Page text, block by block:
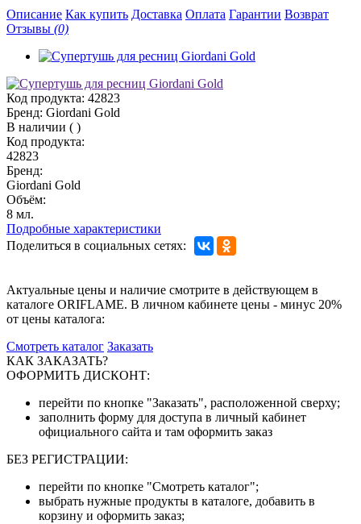
Описание Как купить Доставка Оплата Гарантии Возврат
Отзывы (0)
Код продукта: 42823
Бренд: Giordani Gold
В наличии ( )
Код продукта:
42823
Бренд:
Giordani Gold
Объём:
8 мл.
Подробные характеристики
Поделиться в социальных сетях:
Актуальные цены и наличие смотрите в действующем в
каталоге ORIFLAME. В личном кабинете цены - минус 20%
от цены каталога:
Смотреть каталог Заказать
КАК ЗАКАЗАТЬ?
ОФОРМИТЬ ДИСКОНТ:
перейти по кнопке "Заказать", расположенной сверху;
заполнить форму для доступа в личный кабинет
официального сайта и там оформить заказ
БЕЗ РЕГИСТРАЦИИ:
перейти по кнопке "Смотреть каталог";
выбрать нужные продукты в каталоге, добавить в
корзину и оформить заказ;